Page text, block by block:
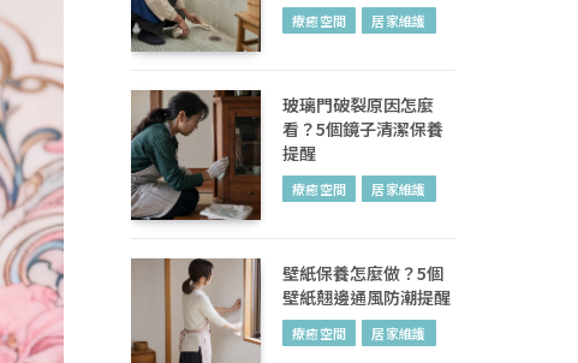
療癒空間 居家維護
玻璃門破裂原因怎麼
看？5個鏡子清潔保養
提醒
療癒空間 居家維護
壁紙保養怎麼做？5個
壁紙翹邊通風防潮提醒
療癒空間 居家維護